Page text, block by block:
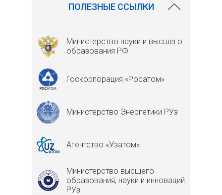
ПОЛЕЗНЫЕ ССЫЛКИ
Министерство науки и высшего
образования РФ
Госкорпорация «Росатом»
Министерство Энергетики РУз
Агентство «Узатом»
Министерство высшего
образования, науки и инноваций
РУз